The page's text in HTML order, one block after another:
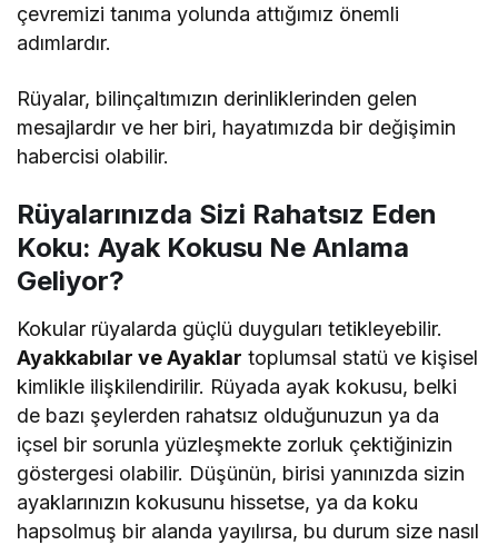
çevremizi tanıma yolunda attığımız önemli
adımlardır.
Rüyalar, bilinçaltımızın derinliklerinden gelen
mesajlardır ve her biri, hayatımızda bir değişimin
habercisi olabilir.
Rüyalarınızda Sizi Rahatsız Eden
Koku: Ayak Kokusu Ne Anlama
Geliyor?
Kokular rüyalarda güçlü duyguları tetikleyebilir.
Ayakkabılar ve Ayaklar toplumsal statü ve kişisel
kimlikle ilişkilendirilir. Rüyada ayak kokusu, belki
de bazı şeylerden rahatsız olduğunuzun ya da
içsel bir sorunla yüzleşmekte zorluk çektiğinizin
göstergesi olabilir. Düşünün, birisi yanınızda sizin
ayaklarınızın kokusunu hissetse, ya da koku
hapsolmuş bir alanda yayılırsa, bu durum size nasıl